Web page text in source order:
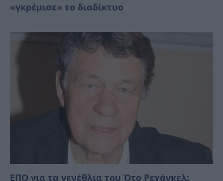
«γκρέμισε» το διαδίκτυο
ΕΠΟ για τα γενέθλια του Ότο Ρεχάγκελ: